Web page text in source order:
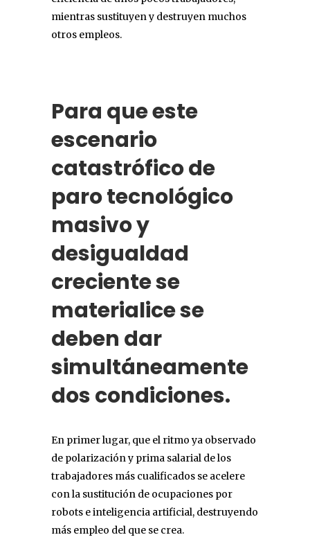
mientras sustituyen y destruyen muchos
otros empleos.
Para que este
escenario
catastrófico de
paro tecnológico
masivo y
desigualdad
creciente se
materialice se
deben dar
simultáneamente
dos condiciones.
En primer lugar, que el ritmo ya observado
de polarización y prima salarial de los
trabajadores más cualificados se acelere
con la sustitución de ocupaciones por
robots e inteligencia artificial, destruyendo
más empleo del que se crea.